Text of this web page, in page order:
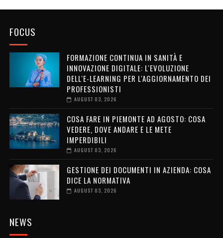
FOCUS
FORMAZIONE CONTINUA IN SANITÀ E
INNOVAZIONE DIGITALE: L'EVOLUZIONE
DELL'E-LEARNING PER L'AGGIORNAMENTO DEI
PROFESSIONISTI
AUGUST 03, 2026
COSA FARE IN PIEMONTE AD AGOSTO: COSA
VEDERE, DOVE ANDARE E LE METE
IMPERDIBILI
AUGUST 03, 2026
GESTIONE DEI DOCUMENTI IN AZIENDA: COSA
DICE LA NORMATIVA
AUGUST 03, 2026
NEWS